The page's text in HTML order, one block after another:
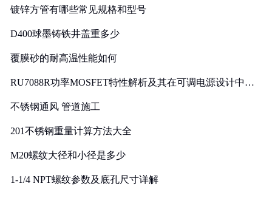
镀锌方管有哪些常见规格和型号
D400球墨铸铁井盖重多少
覆膜砂的耐高温性能如何
RU7088R功率MOSFET特性解析及其在可调电源设计中的
不锈钢通风 管道施工
201不锈钢重量计算方法大全
M20螺纹大径和小径是多少
1-1/4 NPT螺纹参数及底孔尺寸详解